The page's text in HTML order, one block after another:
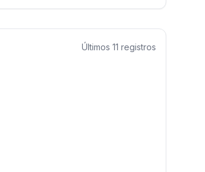
Últimos 11 registros